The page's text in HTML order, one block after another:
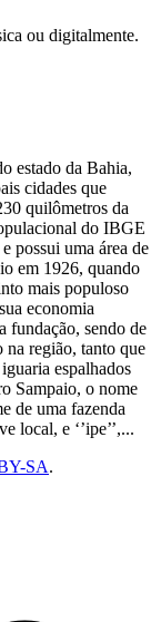
ou digitalmente.
estado da Bahia,
cidades que
quilômetros da
do IBGE
possui uma área de
em 1926, quando
mais populoso
economia
fundação, sendo de
na região, tanto que
espalhados
Sampaio, o nome
de uma fazenda
local, e ‘’ipe’’,...
SA.